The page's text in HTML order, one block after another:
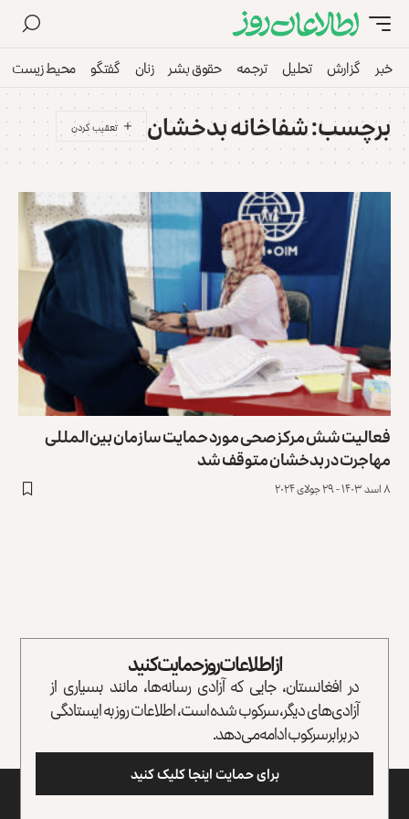
خبر گزارش تحلیل ترجمه حقوق بشر زنان گفتگو محیط زیست
برچسب:شفاخانه بدخشان
فعالیت شش مرکز صحی مورد حمایت سازمان بین‌المللی
مهاجرت در بدخشان متوقف شد
۸ اسد ۱۴۰۳ - ۲۹ جولای ۲۰۲۴
از اطلاعات روز حمایت کنید
در افغانستان، جایی که آزادی رسانه‌ها، مانند بسیاری از
آزادی‌های دیگر، سرکوب شده است، اطلاعات روز به ایستادگی
در برابر سرکوب ادامه می‌دهد.
برای حمایت اینجا کلیک کنید